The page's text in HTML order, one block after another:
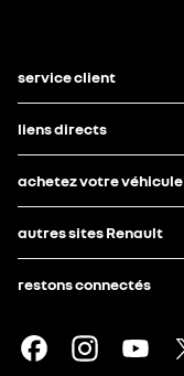
service client
liens directs
achetez votre véhicule
autres sites Renault
restons connectés